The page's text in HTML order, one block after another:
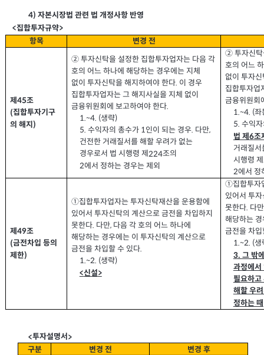
4) 자본시장법 관련 법 개정사항 반영
<집합투자규약>
항목
변경 전
제45조
(집합투자기구
의 해지 )
② 투자신탁을 설정한 집합투자업자는 다음 각
호의 어느 하나에 해당하는 경우에는 지체
없이 투자신탁을 해지하여야 한다. 이 경우
집합투자업자는 그 해지사실을 지체 없이
금융위원회에 보고하여야 한다.
1.~4. (생략)
5. 수익자의 총수가1인이 되는 경우. 다만,
건전한 거래질서를 해할 우려가 없는
경우로서 법 시행령 제224조의
2에서 정하는 경우는 제외
② 투자신탁
호의 어느
없이 투자
집합투자업
금융위원회
1.~4. (좌
5. 수익
법 제6조
거래질서
시행령 제
2에서 정
제49조
(금전차입 등의
제한)
①집합투자업자는 투자신탁재산을 운용함에
있어서 투자신탁의 계산으로 금전을 차입하지
못한다. 다만, 다음 각 호의 어느 하나에
해당하는 경우에는 이 투자신탁의 계산으로
금전을 차입할 수 있다.
1.~2. (생략)
<신설>
①집합투자
있어서 투
못한다. 다만
해당하는
금전을 차
1.~2. (생
3. 그 밖
과정에서
필요하고
해할 우
정하는 때
<투자설명서 >
구분
변경 전 변경 후